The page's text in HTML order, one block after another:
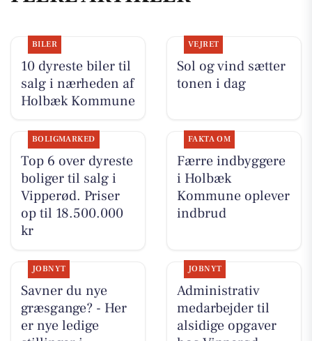
BILER
10 dyreste biler til
salg i nærheden af
Holbæk Kommune
VEJRET
Sol og vind sætter
tonen i dag
BOLIGMARKED
Top 6 over dyreste
boliger til salg i
Vipperød. Priser
op til 18.500.000
kr
FAKTA OM
Færre indbyggere
i Holbæk
Kommune oplever
indbrud
JOBNYT
Savner du nye
græsgange? - Her
er nye ledige
JOBNYT
Administrativ
medarbejder til
alsidige opgaver